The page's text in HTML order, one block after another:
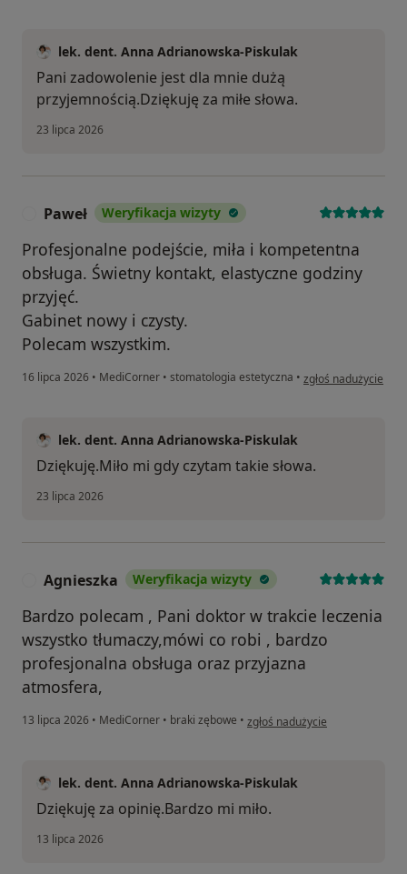
lek. dent. Anna Adrianowska-Piskulak
Pani zadowolenie jest dla mnie dużą
przyjemnością.Dziękuję za miłe słowa.
23 lipca 2026
Paweł Weryfikacja wizyty
Profesjonalne podejście, miła i kompetentna
obsługa. Świetny kontakt, elastyczne godziny
przyjęć.
Gabinet nowy i czysty.
Polecam wszystkim.
16 lipca 2026 • MediCorner • stomatologia estetyczna • w opinii użytkownika
zgłoś nadużycie
lek. dent. Anna Adrianowska-Piskulak
Dziękuję.Miło mi gdy czytam takie słowa.
23 lipca 2026
Agnieszka Weryfikacja wizyty
Bardzo polecam , Pani doktor w trakcie leczenia
wszystko tłumaczy,mówi co robi , bardzo
profesjonalna obsługa oraz przyjazna
atmosfera,
13 lipca 2026 • MediCorner • braki zębowe • w opinii użytkownika Agnieszka
zgłoś nadużycie
lek. dent. Anna Adrianowska-Piskulak
Dziękuję za opinię.Bardzo mi miło.
13 lipca 2026